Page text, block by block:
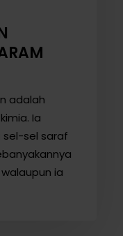
adalah
Ia
sel saraf
ia